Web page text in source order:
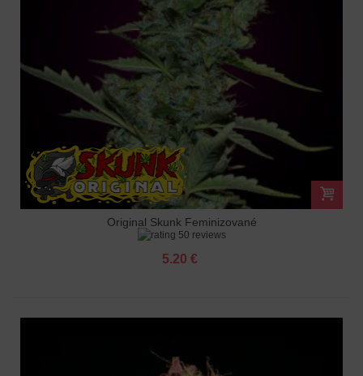
Original Skunk Feminizované
50 reviews
5.20 €